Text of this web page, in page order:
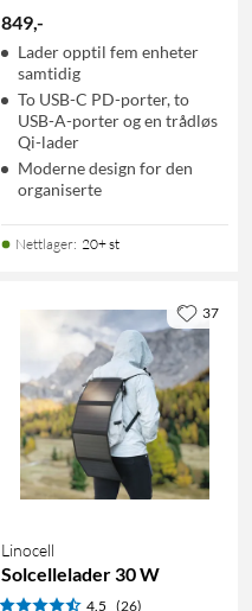
849,-
Lader opptil fem enheter
samtidig
To USB-C PD-porter, to
USB-A-porter og en trådløs
Qi-lader
Moderne design for den
organiserte
Nettlager: 20+ st
Linocell
Solcellelader 30 W
4.5 (26)
37